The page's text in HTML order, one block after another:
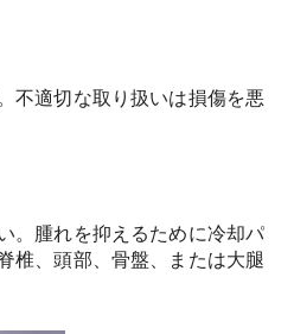
不適切な取り扱いは損傷を悪
。腫れを抑えるために冷却パ
椎、頭部、骨盤、または大腿